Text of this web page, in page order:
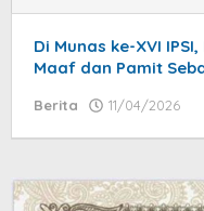
Di Munas ke-XVI
Maaf dan Pamit
Berita 11/04/2026